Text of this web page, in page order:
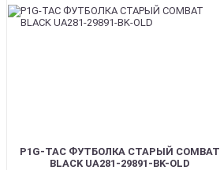
P1G-TAC ФУТБОЛКА СТАРЫЙ COMBAT
BLACK UA281-29891-BK-OLD